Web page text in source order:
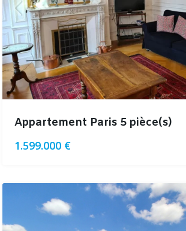
Appartement Paris 5 pièce(s)
1.599.000 €